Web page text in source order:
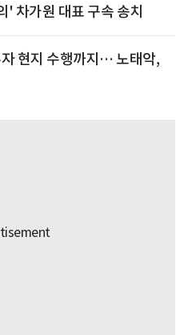
' 차가원 대표 구속 송치
현지 수행까지… 노태악,